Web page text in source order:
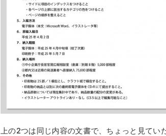
上の2つは同じ内容の文書で、ちょっと見て